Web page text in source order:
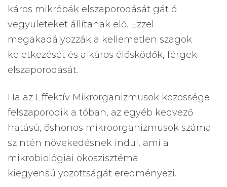
káros mikróbák elszaporodását gátló
vegyületeket állítanak elő. Ezzel
megakadályozzák a kellemetlen szagok
keletkezését és a káros élősködők, férgek
elszaporodását.
Ha az Effektív Mikrorganizmusok közössége
felszaporodik a tóban, az egyéb kedvező
hatású, őshonos mikroorganizmusok száma
szintén növekedésnek indul, ami a
mikrobiológiai ökoszisztéma
kiegyensúlyozottságát eredményezi.